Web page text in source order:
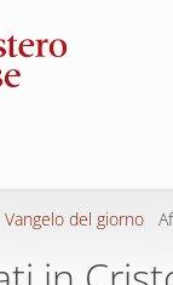
Vangelo del giorno